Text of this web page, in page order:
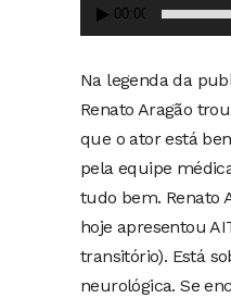
00:00
Na legenda da
Renato Aragão
que o ator está
pela equipe
tudo bem. Renato
hoje apresentou
transitório). Está
neurológica. Se